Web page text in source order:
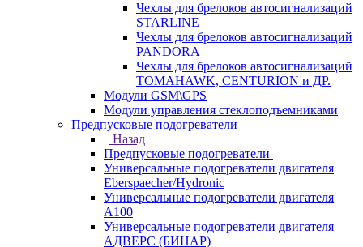
Чехлы для брелоков автосигнализаций
STARLINE
Чехлы для брелоков автосигнализаций
PANDORA
Чехлы для брелоков автосигнализаций
TOMAHAWK, CENTURION и ДР.
Модули GSM\GPS
Модули управления стеклоподъемниками
Предпусковые подогреватели
Назад
Предпусковые подогреватели
Универсальные подогреватели двигателя
Eberspaecher/Hydronic
Универсальные подогреватели двигателя
A100
Универсальные подогреватели двигателя
АДВЕРС (БИНАР)